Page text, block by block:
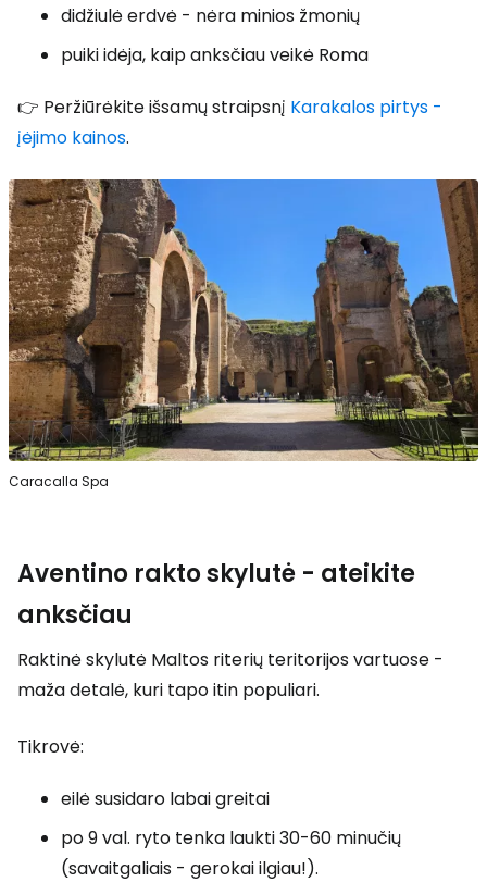
didžiulė erdvė - nėra minios žmonių
puiki idėja, kaip anksčiau veikė Roma
👉 Peržiūrėkite išsamų straipsnį Karakalos pirtys -
įėjimo kainos.
Caracalla Spa
Aventino rakto skylutė - ateikite
anksčiau
Raktinė skylutė Maltos riterių teritorijos vartuose -
maža detalė, kuri tapo itin populiari.
Tikrovė:
eilė susidaro labai greitai
po 9 val. ryto tenka laukti 30-60 minučių
(savaitgaliais - gerokai ilgiau!).